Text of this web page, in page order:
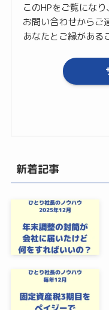
このHPをご覧にな
お問い合わせからご
あなたとご縁がある
新着記事